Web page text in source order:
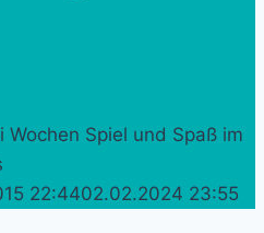
Wochen Spiel und Spaß im
22:4402.02.2024 23:55